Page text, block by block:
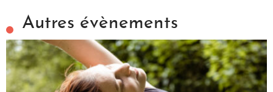
Autres évènements